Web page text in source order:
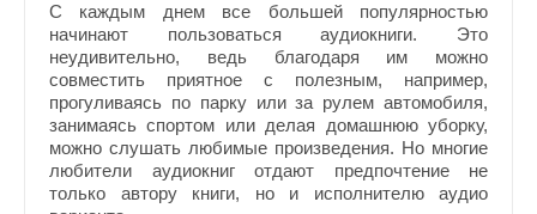
С каждым днем все большей популярностью
начинают пользоваться аудиокниги. Это
неудивительно, ведь благодаря им можно
совместить приятное с полезным, например,
прогуливаясь по парку или за рулем автомобиля,
занимаясь спортом или делая домашнюю уборку,
можно слушать любимые произведения. Но многие
любители аудиокниг отдают предпочтение не
только автору книги, но и исполнителю аудио